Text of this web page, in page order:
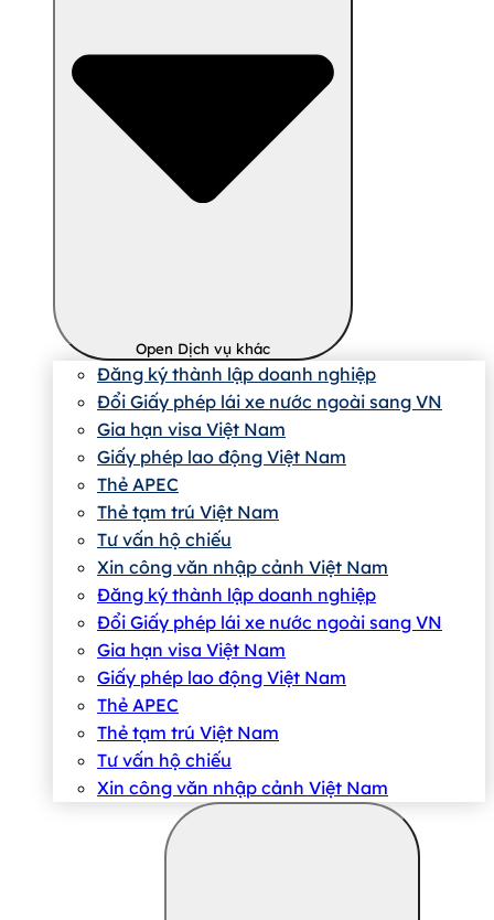
Open Dịch vụ khác
Đăng ký thành lập doanh nghiệp
Đổi Giấy phép lái xe nước ngoài sang VN
Gia hạn visa Việt Nam
Giấy phép lao động Việt Nam
Thẻ APEC
Thẻ tạm trú Việt Nam
Tư vấn hộ chiếu
Xin công văn nhập cảnh Việt Nam
Đăng ký thành lập doanh nghiệp
Đổi Giấy phép lái xe nước ngoài sang VN
Gia hạn visa Việt Nam
Giấy phép lao động Việt Nam
Thẻ APEC
Thẻ tạm trú Việt Nam
Tư vấn hộ chiếu
Xin công văn nhập cảnh Việt Nam